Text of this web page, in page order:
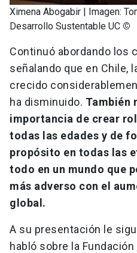
Ximena Abogabir | Imagen:
Desarrollo Sustentable UC ©
Continuó abordando los
señalando que en Chile,
crecido
ha disminuido. También
importancia de crear
todas las edades y de
propósito en todas las
todo en un mundo que
más adverso con el
global.
A su presentación le
habló sobre la Fundación